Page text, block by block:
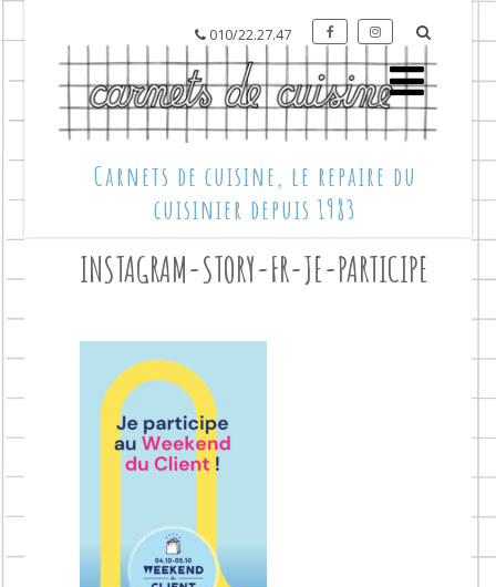
010/22.27.47
Carnets de cuisine, le repaire du
cuisinier depuis 1983
INSTAGRAM-STORY-FR-JE-PARTICIPE